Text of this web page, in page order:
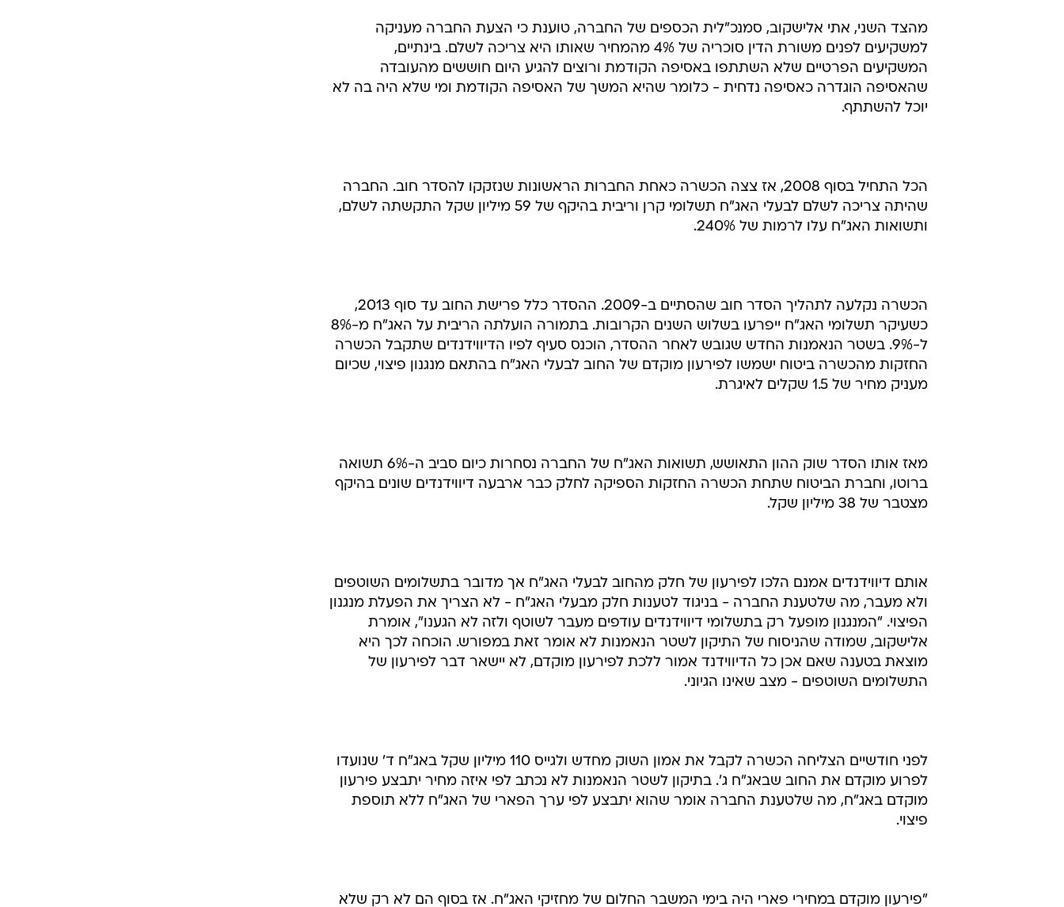
מהצד השני, אתי אלישקוב, סמנכ"לית הכספים של החברה, טוענת כי הצעת החברה מעניקה
למשקיעים לפנים משורת הדין סוכריה של 4% מהמחיר שאותו היא צריכה לשלם. בינתיים,
המשקיעים הפרטיים שלא השתתפו באסיפה הקודמת ורוצים להגיע היום חוששים מהעובדה
שהאסיפה הוגדרה כאסיפה נדחית - כלומר שהיא המשך של האסיפה הקודמת ומי שלא היה בה לא
יוכל להשתתף.
הכל התחיל בסוף 2008, אז צצה הכשרה כאחת החברות הראשונות שנזקקו להסדר חוב. החברה
שהיתה צריכה לשלם לבעלי האג"ח תשלומי קרן וריבית בהיקף של 59 מיליון שקל התקשתה לשלם,
ותשואות האג"ח עלו לרמות של 240%.
הכשרה נקלעה לתהליך הסדר חוב שהסתיים ב-2009. ההסדר כלל פרישת החוב עד סוף 2013,
כשעיקר תשלומי האג"ח ייפרעו בשלוש השנים הקרובות. בתמורה הועלתה הריבית על האג"ח מ-8%
ל-9%. בשטר הנאמנות החדש שגובש לאחר ההסדר, הוכנס סעיף לפיו הדיווידנדים שתקבל הכשרה
החזקות מהכשרה ביטוח ישמשו לפירעון מוקדם של החוב לבעלי האג"ח בהתאם מנגנון פיצוי, שכיום
מעניק מחיר של 1.5 שקלים לאיגרת.
מאז אותו הסדר שוק ההון התאושש, תשואות האג"ח של החברה נסחרות כיום סביב ה-6% תשואה
ברוטו, וחברת הביטוח שתחת הכשרה החזקות הספיקה לחלק כבר ארבעה דיווידנדים שונים בהיקף
מצטבר של 38 מיליון שקל.
אותם דיווידנדים אמנם הלכו לפירעון של חלק מהחוב לבעלי האג"ח אך מדובר בתשלומים השוטפים
ולא מעבר, מה שלטענת החברה - בניגוד לטענות חלק מבעלי האג"ח - לא הצריך את הפעלת מנגנון
הפיצוי. "המנגנון מופעל רק בתשלומי דיווידנדים עודפים מעבר לשוטף ולזה לא הגענו", אומרת
אלישקוב, שמודה שהניסוח של התיקון לשטר הנאמנות לא אומר זאת במפורש. הוכחה לכך היא
מוצאת בטענה שאם אכן כל הדיווידנד אמור ללכת לפירעון מוקדם, לא יישאר דבר לפירעון של
התשלומים השוטפים - מצב שאינו הגיוני.
לפני חודשיים הצליחה הכשרה לקבל את אמון השוק מחדש ולגייס 110 מיליון שקל באג"ח ד' שנועדו
לפרוע מוקדם את החוב שבאג"ח ג'. בתיקון לשטר הנאמנות לא נכתב לפי איזה מחיר יתבצע פירעון
מוקדם באג"ח, מה שלטענת החברה אומר שהוא יתבצע לפי ערך הפארי של האג"ח ללא תוספת
פיצוי.
"פירעון מוקדם במחירי פארי היה בימי המשבר החלום של מחזיקי האג"ח. אז בסוף הם לא רק שלא